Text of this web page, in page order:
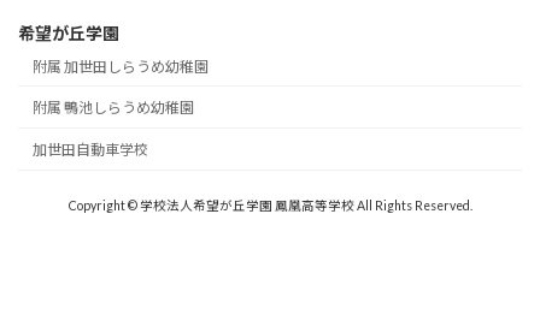
希望が丘学園
附属 加世田しらうめ幼稚園
附属 鴨池しらうめ幼稚園
加世田自動車学校
Copyright © 学校法人希望が丘学園 鳳凰高等学校 All Rights Reserved.